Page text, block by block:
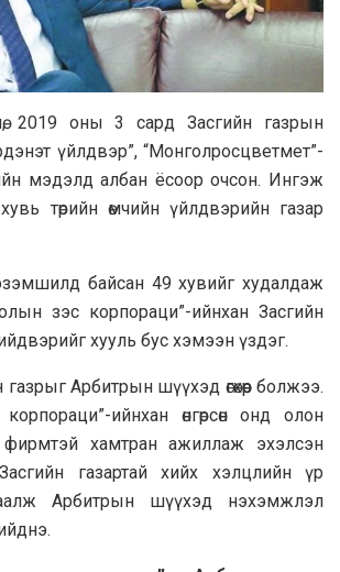
2019 оны 3 сард Засгийн газрын
үйлдвэр”, “Монголросцветмет”-
мэдэлд албан ёсоор очсон. Ингэж
төрийн өмчийн үйлдвэрийн газар
байсан 49 хувийг худалдаж
зэс корпораци”-ийнхан Засгийн
хууль бус хэмээн үздэг.
Арбитрын шүүхэд өгөхөөр болжээ.
ийнхан өнгөрсөн онд олон
хамтран ажиллаж эхэлсэн
газартай хийх хэлцлийн үр
Арбитрын шүүхэд нэхэмжлэл